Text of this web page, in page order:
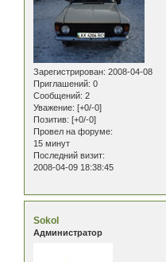
Зарегистрирован: 2008-04-08
Приглашений: 0
Сообщений: 2
Уважение: [+0/-0]
Позитив: [+0/-0]
Провел на форуме:
15 минут
Последний визит:
2008-04-09 18:38:45
Sokol
Администратор